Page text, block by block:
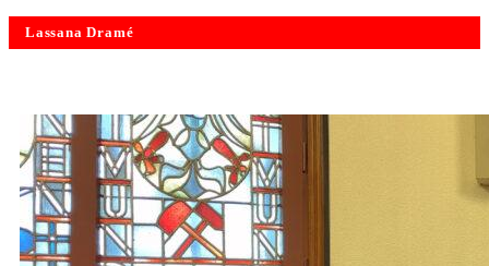
Lassana Dramé